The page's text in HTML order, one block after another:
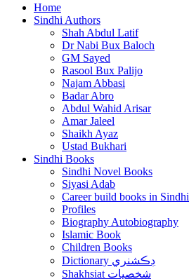
Home
Sindhi Authors
Shah Abdul Latif
Dr Nabi Bux Baloch
GM Sayed
Rasool Bux Palijo
Najam Abbasi
Badar Abro
Abdul Wahid Arisar
Amar Jaleel
Shaikh Ayaz
Ustad Bukhari
Sindhi Books
Sindhi Novel Books
Siyasi Adab
Career build books in Sindhi
Profiles
Biography Autobiography
Islamic Book
Children Books
Dictionary ڊڪشنري
Shakhsiat شخصيات